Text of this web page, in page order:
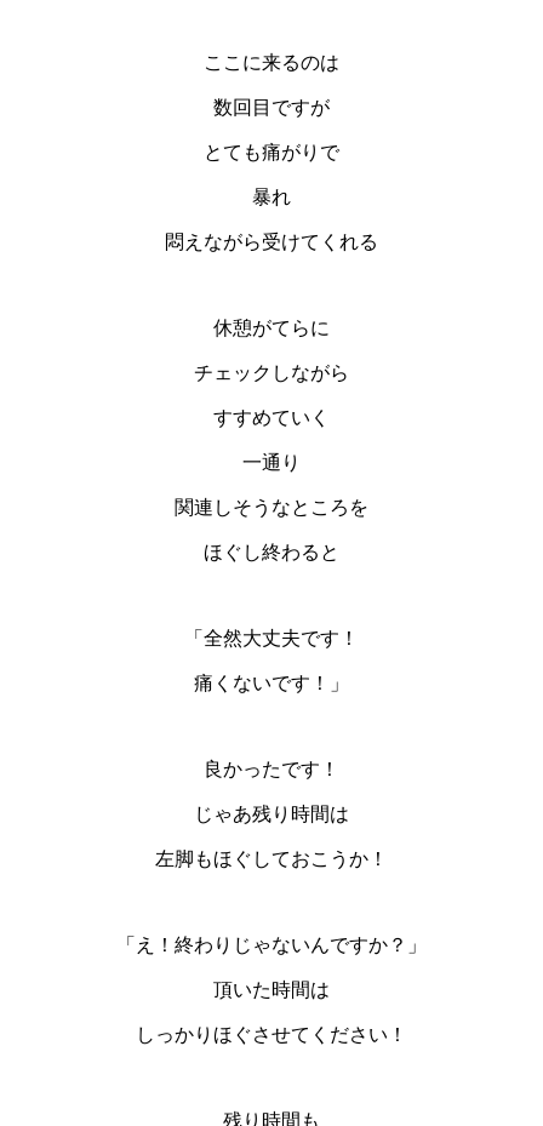
ここに来るのは
数回目ですが
とても痛がりで
暴れ
悶えながら受けてくれる
休憩がてらに
チェックしながら
すすめていく
一通り
関連しそうなところを
ほぐし終わると
「全然大丈夫です！
痛くないです！」
良かったです！
じゃあ残り時間は
左脚もほぐしておこうか！
「え！終わりじゃないんですか？」
頂いた時間は
しっかりほぐさせてください！
残り時間も